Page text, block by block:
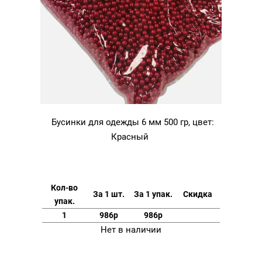
Бусинки для одежды 6 мм 500 гр, цвет:
Красный
Кол-во
упак.
За 1 шт. За 1 упак. Скидка
1 986р 986р
Нет в наличии